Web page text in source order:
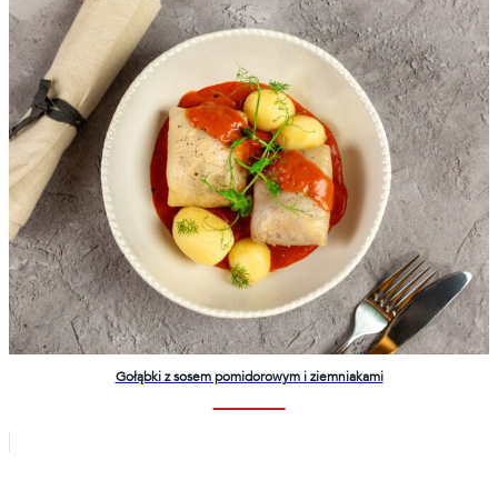
Gołąbki z sosem pomidorowym i ziemniakami